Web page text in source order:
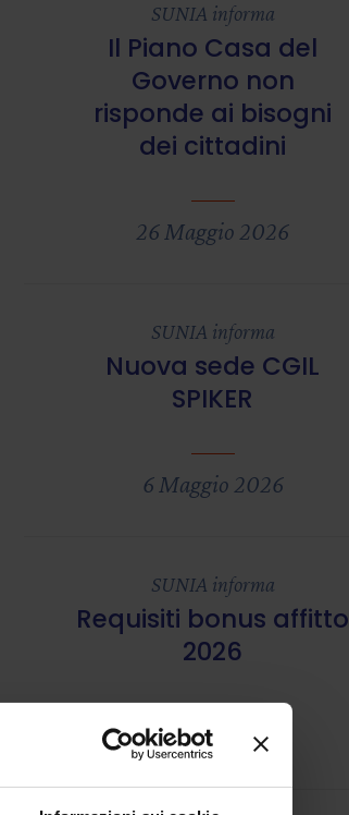
SUNIA informa
Il Piano Casa del
Governo non
risponde ai bisogni
dei cittadini
26 Maggio 2026
SUNIA informa
Nuova sede CGIL
SPIKER
6 Maggio 2026
SUNIA informa
Requisiti bonus affitto
2026
6 Marzo 2026